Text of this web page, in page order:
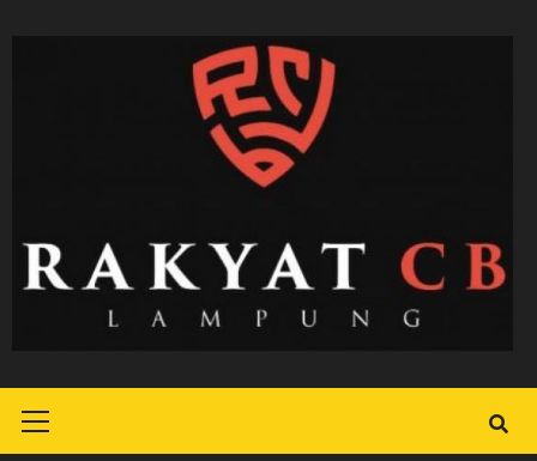
Menu